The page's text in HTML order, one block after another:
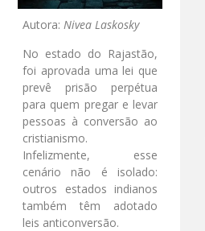
Autora: Nivea Laskosky
No estado do Rajastão,
foi aprovada uma lei que
prevê prisão perpétua
para quem pregar e levar
pessoas à conversão ao
cristianismo.
Infelizmente, esse
cenário não é isolado:
outros estados indianos
também têm adotado
leis anticonversão.